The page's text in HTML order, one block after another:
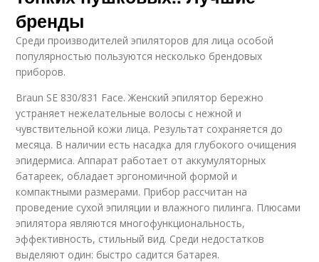
бренды
Среди производителей эпиляторов для лица особой
популярностью пользуются несколько брендовых
приборов.
Braun SE 830/831 Face. Женский эпилятор бережно
устраняет нежелательные волосы с нежной и
чувствительной кожи лица. Результат сохраняется до
месяца. В наличии есть насадка для глубокого очищения
эпидермиса. Аппарат работает от аккумуляторных
батареек, обладает эргономичной формой и
компактными размерами. Прибор рассчитан на
проведение сухой эпиляции и влажного пилинга. Плюсами
эпилятора являются многофункциональность,
эффективность, стильный вид. Среди недостатков
выделяют один: быстро садится батарея.